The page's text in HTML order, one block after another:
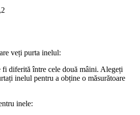
veți purta inelul:
fi diferită între cele două mâini. Alegeți
inelul pentru a obține o măsurătoare
inele: